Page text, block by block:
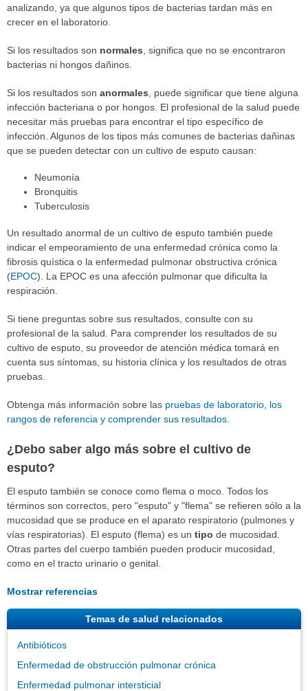
analizando, ya que algunos tipos de bacterias tardan más en
crecer en el laboratorio.
Si los resultados son normales , significa que no se encontraron
bacterias ni hongos dañinos.
Si los resultados son anormales , puede significar que tiene alguna
infección bacteriana o por hongos. El profesional de la salud puede
necesitar más pruebas para encontrar el tipo específico de
infección. Algunos de los tipos más comunes de bacterias dañinas
que se pueden detectar con un cultivo de esputo causan:
Neumonía
Bronquitis
Tuberculosis
Un resultado anormal de un cultivo de esputo también puede
indicar el empeoramiento de una enfermedad crónica como la
fibrosis quística o la enfermedad pulmonar obstructiva crónica
(EPOC). La EPOC es una afección pulmonar que dificulta la
respiración.
Si tiene preguntas sobre sus resultados, consulte con su
profesional de la salud. Para comprender los resultados de su
cultivo de esputo, su proveedor de atención médica tomará en
cuenta sus síntomas, su historia clínica y los resultados de otras
pruebas.
Obtenga más información sobre las pruebas de laboratorio, los
rangos de referencia y comprender sus resultados
¿Debo saber algo más sobre el cultivo de
esputo?
El esputo también se conoce como flema o moco. Todos los
términos son correctos, pero "esputo" y "flema" se refieren sólo a la
mucosidad que se produce en el aparato respiratorio (pulmones y
vías respiratorias). El esputo (flema) es un tipo de mucosidad.
Otras partes del cuerpo también pueden producir mucosidad,
como en el tracto urinario o genital.
Mostrar referencias
Temas de salud relacionados
Antibióticos
Enfermedad de obstrucción pulmonar crónica
Enfermedad pulmonar intersticial